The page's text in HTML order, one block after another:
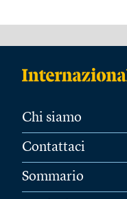
Chi siamo
Contattaci
Sommario